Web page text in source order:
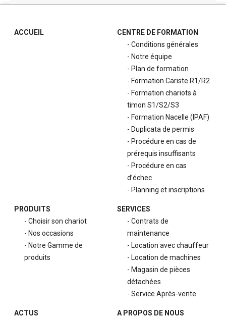
ACCUEIL
CENTRE DE FORMATION
Conditions générales
Notre équipe
Plan de formation
Formation Cariste R1/R2
Formation chariots à
timon S1/S2/S3
Formation Nacelle (IPAF)
Duplicata de permis
Procédure en cas de
prérequis insuffisants
Procédure en cas
d’échec
Planning et inscriptions
PRODUITS
Choisir son chariot
Nos occasions
Notre Gamme de
produits
SERVICES
Contrats de
maintenance
Location avec chauffeur
Location de machines
Magasin de pièces
détachées
Service Après-vente
ACTUS
A PROPOS DE NOUS